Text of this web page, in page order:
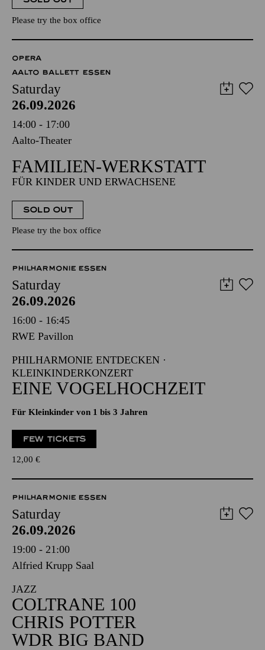
Please try the box office
OPERA
AALTO BALLETT ESSEN
Saturday
26.09.2026
14:00 - 17:00
Aalto-Theater
FAMILIEN-WERKSTATT
FÜR KINDER UND ERWACHSENE
SOLD OUT
Please try the box office
PHILHARMONIE ESSEN
Saturday
26.09.2026
16:00 - 16:45
RWE Pavillon
PHILHARMONIE ENTDECKEN ·
KLEINKINDERKONZERT
EINE VOGELHOCHZEIT
Für Kleinkinder von 1 bis 3 Jahren
FEW TICKETS
12,00 €
PHILHARMONIE ESSEN
Saturday
26.09.2026
19:00 - 21:00
Alfried Krupp Saal
JAZZ
COLTRANE 100
CHRIS POTTER
WDR BIG BAND